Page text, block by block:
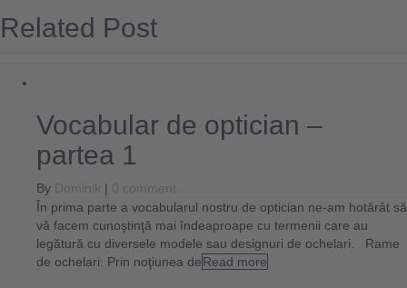
Related Post
Vocabular de optician –
partea 1
By Dominik | 0 comment
În prima parte a vocabularul nostru de optician ne-am hotărât să
vă facem cunoştinţă mai îndeaproape cu termenii care au
legătură cu diversele modele sau designuri de ochelari. Rame
de ochelari: Prin noţiunea deRead more